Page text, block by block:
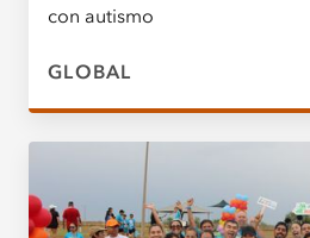
con autismo
GLOBAL